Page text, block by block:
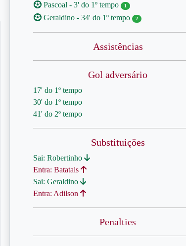
Pascoal - 3' do 1º tempo 1
Geraldino - 34' do 1º tempo 2
Assistências
Gol adversário
17' do 1º tempo
30' do 1º tempo
41' do 2º tempo
Substituições
Sai: Robertinho
Entra: Batatais
Sai: Geraldino
Entra: Adilson
Penalties